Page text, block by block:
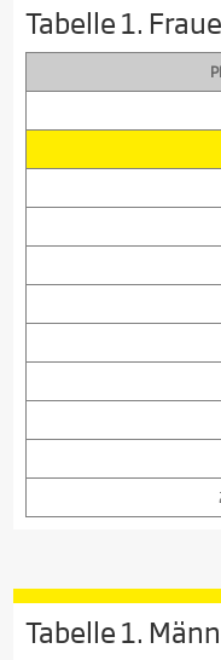
Tabelle 1.
Tabelle 1.